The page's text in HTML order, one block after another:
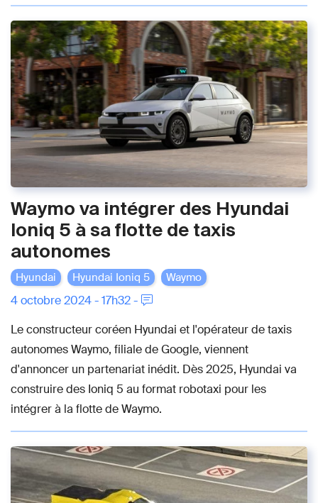
Waymo va intégrer des Hyundai
Ioniq 5 à sa flotte de taxis
autonomes
Hyundai Hyundai Ioniq 5 Waymo
4 octobre 2024 - 17h32 -
Le constructeur coréen Hyundai et l'opérateur de taxis
autonomes Waymo, filiale de Google, viennent
d'annoncer un partenariat inédit. Dès 2025, Hyundai va
construire des Ioniq 5 au format robotaxi pour les
intégrer à la flotte de Waymo.